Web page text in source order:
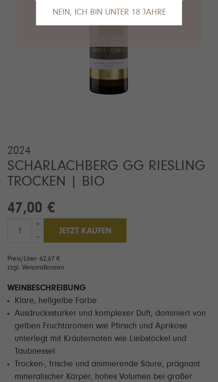
2024
SCHARLACHBERG GG RIESLING
TROCKEN | BIO
47,00 €
+
–
JETZT KAUFEN
Preis/Liter: 62,67 €
zzgl. Versandkosten
WEINBESCHREIBUNG
Klare, hellgelbe Farbe
Ausdrucksstarker und komplexer Duft, dominiert von
gelben Fruchtaromen wie Pfirsich und Aprikose
unterlegt mit Kräuternoten wie Liebstöckel und
Taubnessel
Trocken-, frische und animierende Säure, prägnant
mineralischer Körper, hohes Volumen bei großer
NEIN, ICH BIN UNTER 18 JAHRE
Gerne empfehlen wir unseren VDP.Partner
an dieser Stelle.